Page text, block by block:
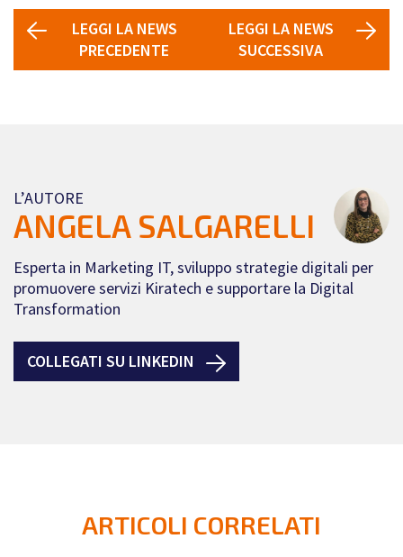
LEGGI LA NEWS
PRECEDENTE
LEGGI LA NEWS
SUCCESSIVA
L’AUTORE
ANGELA SALGARELLI
Esperta in Marketing IT, sviluppo strategie digitali per
promuovere servizi Kiratech e supportare la Digital
Transformation
COLLEGATI SU LINKEDIN
ARTICOLI CORRELATI